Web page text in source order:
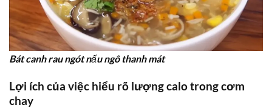
Bát canh rau ngót nấu ngô thanh mát
Lợi ích của việc hiểu rõ lượng calo trong cơm
chay